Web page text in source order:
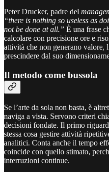
Peter Drucker, padre del
“there is nothing so useless as
not be done at all.” È una frase
calcolare con precisione ore e
attività che non generano valore,
prescindere dal suo
Il metodo come bussola
Se l’arte da sola non basta, è
naviga a vista. Servono criteri
decisioni fondate. Il primo
stessa cosa gestire attività
analitici. Conta anche il tempo
coincide con quello stimato,
interruzioni continue.